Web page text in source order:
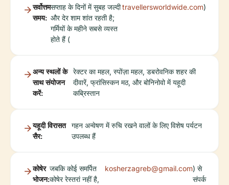
सर्वोत्तम
समय:
सप्ताह के दिनों में सुबह जल्दी
और देर शाम शांत रहती है;
गर्मियों के महीने सबसे व्यस्त
होते हैं (
travellersworldwide.com)
अन्य स्थलों के
साथ संयोजन
करें:
रेक्टर का महल, स्पोंज़ा महल, डबरोवनिक शहर की
दीवारें, फ्रांसिस्कन मठ, और बोनिनोवो में यहूदी
कब्रिस्तान
यहूदी विरासत
सैर:
गहन अन्वेषण में रुचि रखने वालों के लिए विशेष पर्यटन
उपलब्ध हैं
कोषेर
भोजन:
जबकि कोई समर्पित
कोषेर रेस्तरां नहीं है,
kosherzagreb@gmail.com) से
संपर्क